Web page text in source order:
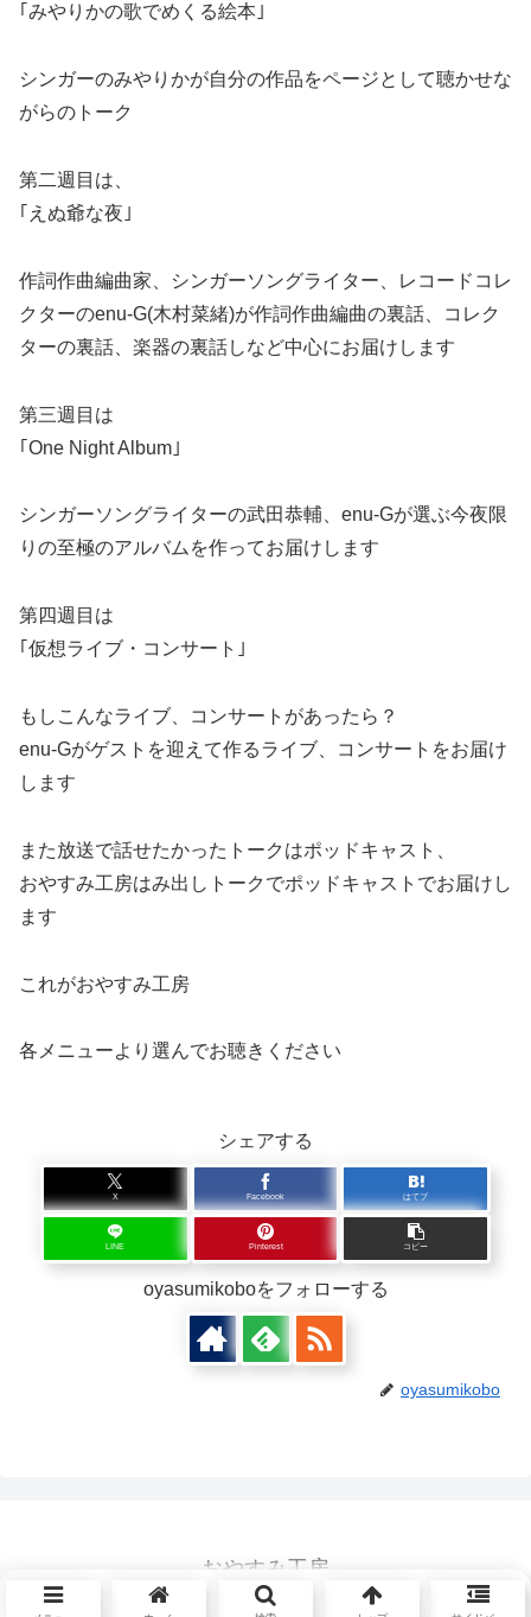
｢みやりかの歌でめくる絵本｣
シンガーのみやりかが自分の作品をページとして聴かせな
がらのトーク
第二週目は、
｢えぬ爺な夜｣
作詞作曲編曲家、シンガーソングライター、レコードコレ
クターのenu-G(木村菜緒)が作詞作曲編曲の裏話、コレク
ターの裏話、楽器の裏話しなど中心にお届けします
第三週目は
｢One Night Album｣
シンガーソングライターの武田恭輔、enu-Gが選ぶ今夜限
りの至極のアルバムを作ってお届けします
第四週目は
｢仮想ライブ・コンサート｣
もしこんなライブ、コンサートがあったら？
enu-Gがゲストを迎えて作るライブ、コンサートをお届け
します
また放送で話せたかったトークはポッドキャスト、
おやすみ工房はみ出しトークでポッドキャストでお届けし
ます
これがおやすみ工房
各メニューより選んでお聴きください
シェアする
X Facebook はてブ
LINE Pinterest コピー
oyasumikoboをフォローする
oyasumikobo
おやすみ工房
© 2026 おやすみ工房.